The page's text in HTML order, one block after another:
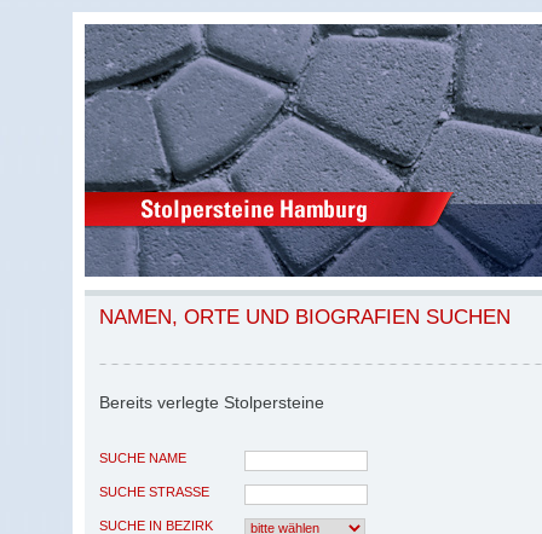
NAMEN, ORTE UND BIOGRAFIEN SUCHEN
Bereits verlegte Stolpersteine
SUCHE NAME
SUCHE STRASSE
SUCHE IN BEZIRK